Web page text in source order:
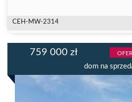
CEH-MW-2314
759 000 zł
dom na